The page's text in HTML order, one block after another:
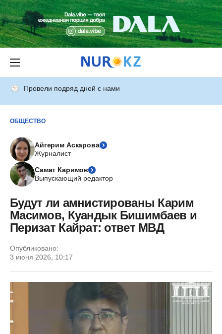
Провели подряд дней с нами
ОБЩЕСТВО
Айгерим Аскарова
Журналист
Самат Каримов
Выпускающий редактор
Будут ли амнистированы Карим
Масимов, Куандык Бишимбаев и
Перизат Кайрат: ответ МВД
Опубликовано:
3 июня 2026, 10:17